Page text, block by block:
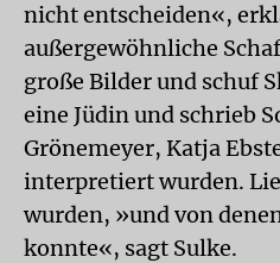
nicht entscheiden«,
außergewöhnliche
große Bilder und schuf
eine Jüdin und schrieb
Grönemeyer, Katja
interpretiert wurden.
wurden, »und von
konnte«, sagt Sulke.